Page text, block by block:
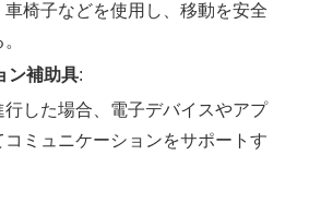
車椅子などを使用し、移動を安全
ン補助具:
行した場合、電子デバイスやアプ
コミュニケーションをサポートす